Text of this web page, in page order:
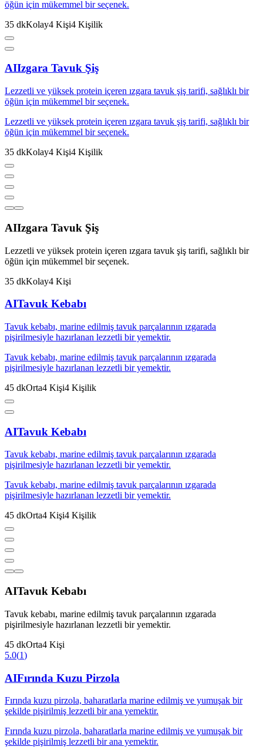
öğün için mükemmel bir seçenek.
35 dkKolay4 Kişi4 Kişilik
AIIzgara Tavuk Şiş
Lezzetli ve yüksek protein içeren ızgara tavuk şiş tarifi, sağlıklı bir
öğün için mükemmel bir seçenek.
Lezzetli ve yüksek protein içeren ızgara tavuk şiş tarifi, sağlıklı bir
öğün için mükemmel bir seçenek.
35 dkKolay4 Kişi4 Kişilik
AIIzgara Tavuk Şiş
Lezzetli ve yüksek protein içeren ızgara tavuk şiş tarifi, sağlıklı bir
öğün için mükemmel bir seçenek.
35 dkKolay4 Kişi
AITavuk Kebabı
Tavuk kebabı, marine edilmiş tavuk parçalarının ızgarada
pişirilmesiyle hazırlanan lezzetli bir yemektir.
Tavuk kebabı, marine edilmiş tavuk parçalarının ızgarada
pişirilmesiyle hazırlanan lezzetli bir yemektir.
45 dkOrta4 Kişi4 Kişilik
AITavuk Kebabı
Tavuk kebabı, marine edilmiş tavuk parçalarının ızgarada
pişirilmesiyle hazırlanan lezzetli bir yemektir.
Tavuk kebabı, marine edilmiş tavuk parçalarının ızgarada
pişirilmesiyle hazırlanan lezzetli bir yemektir.
45 dkOrta4 Kişi4 Kişilik
AITavuk Kebabı
Tavuk kebabı, marine edilmiş tavuk parçalarının ızgarada
pişirilmesiyle hazırlanan lezzetli bir yemektir.
45 dkOrta4 Kişi
5.0(1)
AIFırında Kuzu Pirzola
Fırında kuzu pirzola, baharatlarla marine edilmiş ve yumuşak bir
şekilde pişirilmiş lezzetli bir ana yemektir.
Fırında kuzu pirzola, baharatlarla marine edilmiş ve yumuşak bir
şekilde pişirilmiş lezzetli bir ana yemektir.